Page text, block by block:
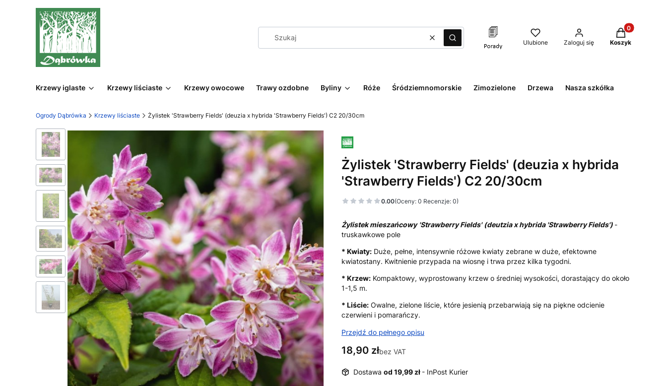
WyczyśćSzukaj Ulubione Zaloguj się
Produkty w
Koszyk
Krzewy iglaste Krzewy liściaste Krzewy owocowe Trawy ozdobne Byliny Róże Śródziemnomorskie Zimozielone Drzewa Nasza szkółka
Ogrody Dąbrówka Krzewy liściaste Żylistek 'Strawberry Fields' (deuzia x hybrida 'Strawberry Fields') C2 20/30cm
Żylistek 'Strawberry Fields' (deuzia x hybrida
'Strawberry Fields') C2 20/30cm
0.00(Oceny: 0 Recenzje: 0)
Żylistek mieszańcowy 'Strawberry Fields' (deutzia x hybrida 'Strawberry Fields') -
truskawkowe pole
* Kwiaty: Duże, pełne, intensywnie różowe kwiaty zebrane w duże, efektowne
kwiatostany. Kwitnienie przypada na wiosnę i trwa przez kilka tygodni.
* Krzew: Kompaktowy, wyprostowany krzew o średniej wysokości, dorastający do około
1-1,5 m.
* Liście: Owalne, zielone liście, które jesienią przebarwiają się na piękne odcienie
czerwieni i pomarańczy.
Przejdź do pełnego opisu
Cena
18,90 złbez VAT
Dostawa od 19,99 zł - InPost Kurier